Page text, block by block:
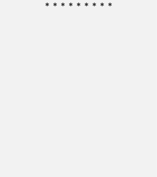
＊＊＊＊＊＊＊＊＊